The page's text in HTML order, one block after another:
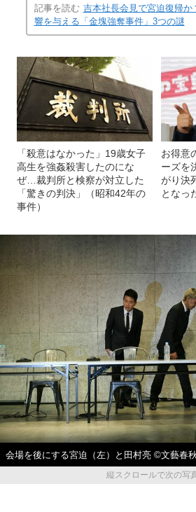
記事を読む 吉本社長会見で宮迫復帰
響を与える「金塊強奪事件」3つの謎
「殺意はなかった」19歳女子
高生を強姦殺害したのにな
ぜ…裁判所と検察が対立した
「驚きの判決」（昭和42年の
事件）
お得意
ーズを
がり決
となっ
会場を後にする宮迫（左）と田村亮 ©文藝春秋
縦スクロールで次の写